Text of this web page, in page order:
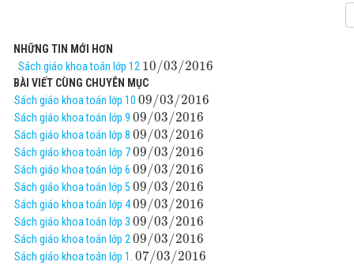
NHỮNG TIN MỚI HƠN
Sách giáo khoa toán lớp 12 10/03/2016
BÀI VIẾT CÙNG CHUYÊN MỤC
Sách giáo khoa toán lớp 10 09/03/2016
Sách giáo khoa toán lớp 9 09/03/2016
Sách giáo khoa toán lớp 8 09/03/2016
Sách giáo khoa toán lớp 709/03/2016
Sách giáo khoa toán lớp 6 09/03/2016
Sách giáo khoa toán lớp 5 09/03/2016
Sách giáo khoa toán lớp 409/03/2016
Sách giáo khoa toán lớp 3 09/03/2016
Sách giáo khoa toán lớp 2 09/03/2016
Sách giáo khoa toán lớp 1. 07/03/2016